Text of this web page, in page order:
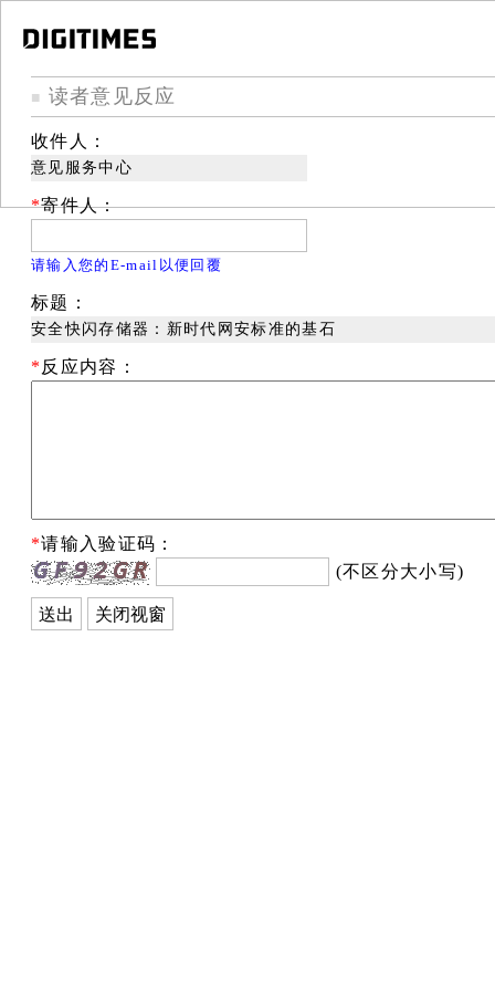
■ 读者意见反应
收件人：
意见服务中心
*寄件人：
请输入您的E-mail以便回覆
标题：
安全快闪存储器：新时代网安标准的基石
* 反应内容：
*请输入验证码：
(不区分大小写)